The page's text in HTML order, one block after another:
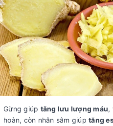
Gừng giúp tăng lưu lượng máu,
hoàn, còn nhân sâm giúp tăng